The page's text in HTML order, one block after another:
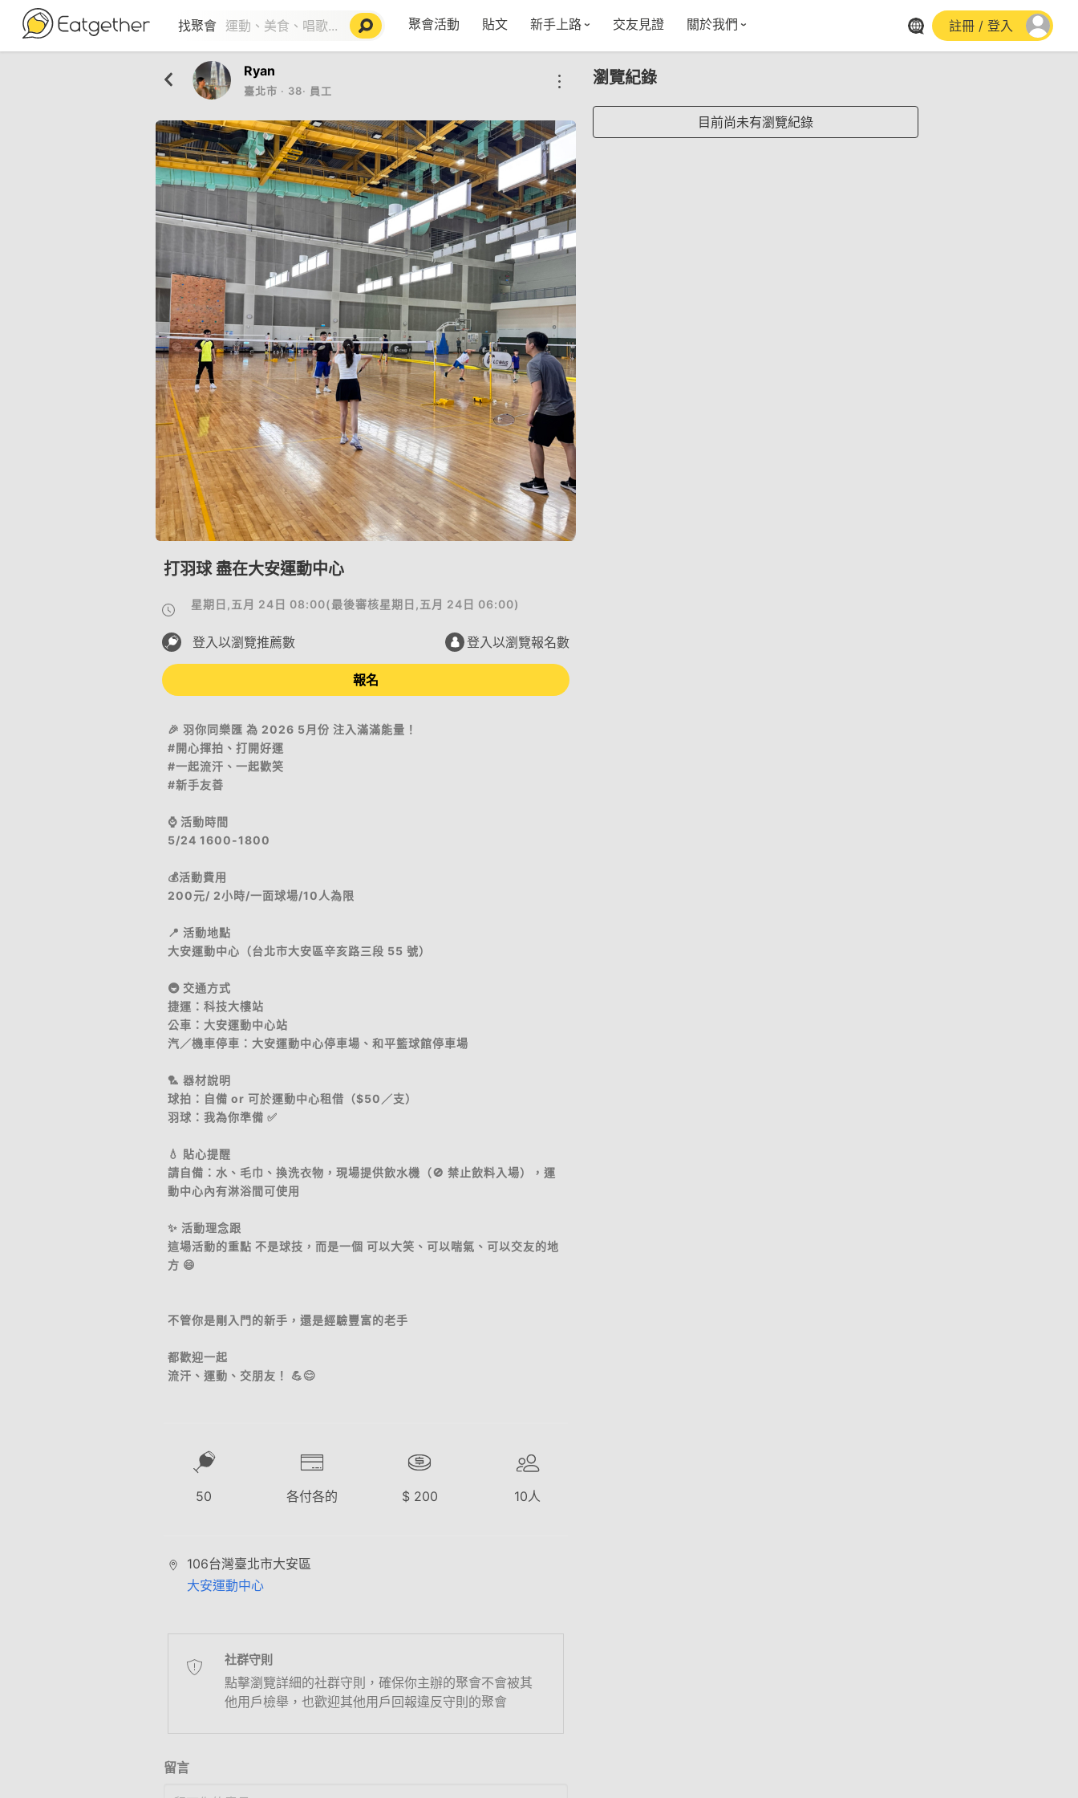
找聚會 聚會活動 貼文 新手上路
五大功能
VIP獨享
使用者指南
如何報名/舉辦聚會
常見Q&A
聚會主題推薦
節日特輯企劃
交友見證 關於我們
instagram
註冊 / 登入
Ryan
臺北市 ‧ 38‧ 員工
打羽球 盡在大安運動中心
星期日,五月 24日 08:00(最後審核星期日,五月 24日 06:00)
登入以瀏覽推薦數 登入以瀏覽報名數
報名
🎉 羽你同樂匯 為 2026 5月份 注入滿滿能量！
#開心揮拍、打開好運
#一起流汗、一起歡笑
#新手友善
⌚️ 活動時間
5/24 1600-1800
💰活動費用
200元/ 2小時/一面球場/10人為限
📍 活動地點
大安運動中心（台北市大安區辛亥路三段 55 號）
🚇 交通方式
捷運：科技大樓站
公車：大安運動中心站
汽／機車停車：大安運動中心停車場、和平籃球館停車場
🏸 器材說明
球拍：自備 or 可於運動中心租借（$50／支）
羽球：我為你準備 ✅
💧 貼心提醒
請自備：水、毛巾、換洗衣物，現場提供飲水機（🚫 禁止飲料入場），運
動中心內有淋浴間可使用
✨ 活動理念跟
這場活動的重點 不是球技，而是一個 可以大笑、可以喘氣、可以交友的地
方 😄
不管你是剛入門的新手，還是經驗豐富的老手
都歡迎一起
流汗、運動、交朋友！ 💪😊
50 各付各的 $ 200 10人
106台灣臺北市大安區
大安運動中心
社群守則
點擊瀏覽詳細的社群守則，確保你主辦的聚會不會被其
他用戶檢舉，也歡迎其他用戶回報違反守則的聚會
留言
瀏覽紀錄
目前尚未有瀏覽紀錄